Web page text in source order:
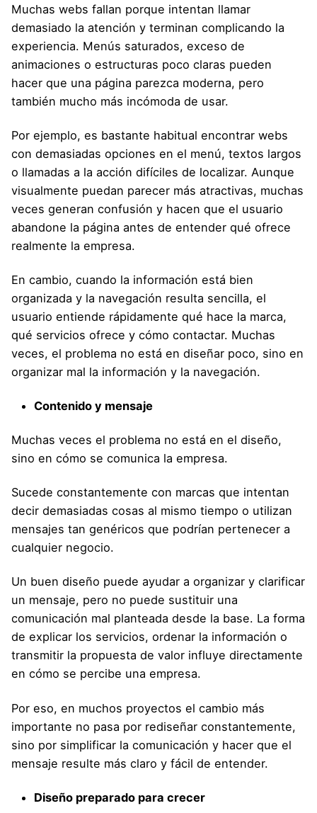
Muchas webs fallan porque intentan llamar
demasiado la atención y terminan complicando la
experiencia. Menús saturados, exceso de
animaciones o estructuras poco claras pueden
hacer que una página parezca moderna, pero
también mucho más incómoda de usar.
Por ejemplo, es bastante habitual encontrar webs
con demasiadas opciones en el menú, textos largos
o llamadas a la acción difíciles de localizar. Aunque
visualmente puedan parecer más atractivas, muchas
veces generan confusión y hacen que el usuario
abandone la página antes de entender qué ofrece
realmente la empresa.
En cambio, cuando la información está bien
organizada y la navegación resulta sencilla, el
usuario entiende rápidamente qué hace la marca,
qué servicios ofrece y cómo contactar. Muchas
veces, el problema no está en diseñar poco, sino en
organizar mal la información y la navegación.
Contenido y mensaje
Muchas veces el problema no está en el diseño,
sino en cómo se comunica la empresa.
Sucede constantemente con marcas que intentan
decir demasiadas cosas al mismo tiempo o utilizan
mensajes tan genéricos que podrían pertenecer a
cualquier negocio.
Un buen diseño puede ayudar a organizar y clarificar
un mensaje, pero no puede sustituir una
comunicación mal planteada desde la base. La forma
de explicar los servicios, ordenar la información o
transmitir la propuesta de valor influye directamente
en cómo se percibe una empresa.
Por eso, en muchos proyectos el cambio más
importante no pasa por rediseñar constantemente,
sino por simplificar la comunicación y hacer que el
mensaje resulte más claro y fácil de entender.
Diseño preparado para crecer